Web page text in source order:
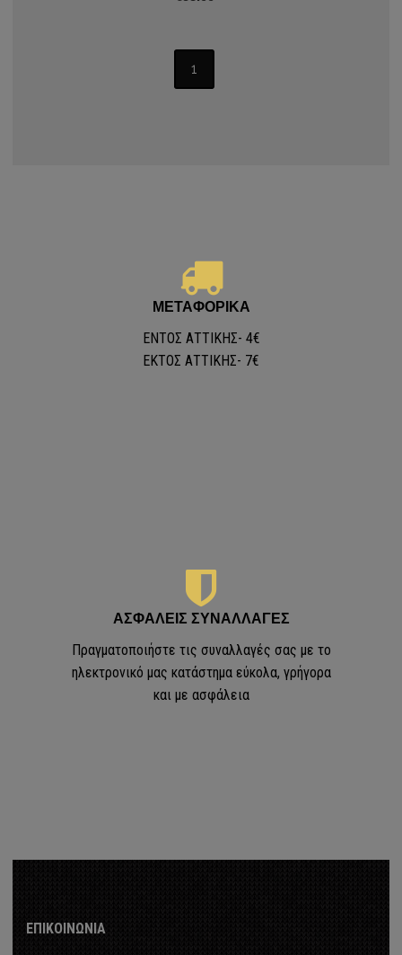
ΕΙΔΗ ΣΚΙΑΣΗΣ
1
ΜΕΤΑΦΟΡΙΚΑ
ΕΝΤΟΣ ΑΤΤΙΚΗΣ- 4€
ΕKΤΟΣ ΑΤΤΙΚΗΣ- 7€
ΑΣΦΑΛΕΙΣ ΣΥΝΑΛΛΑΓΕΣ
Πραγματοποιήστε τις συναλλαγές σας με το
ηλεκτρονικό μας κατάστημα εύκολα, γρήγορα
και με ασφάλεια
ΕΠΙΚΟΙΝΩΝΙΑ